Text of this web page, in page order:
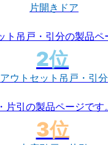
片開きドア
アウトセット吊戸・引分